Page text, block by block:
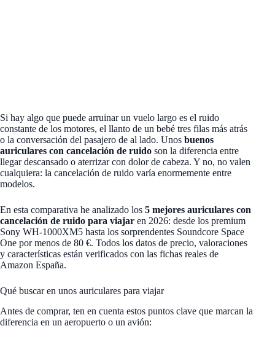
Si hay algo que puede arruinar un vuelo largo es el ruido
constante de los motores, el llanto de un bebé tres filas más atrás
o la conversación del pasajero de al lado. Unos buenos
auriculares con cancelación de ruido son la diferencia entre
llegar descansado o aterrizar con dolor de cabeza. Y no, no valen
cualquiera: la cancelación de ruido varía enormemente entre
modelos.
En esta comparativa he analizado los 5 mejores auriculares con
cancelación de ruido para viajar en 2026: desde los premium
Sony WH-1000XM5 hasta los sorprendentes Soundcore Space
One por menos de 80 €. Todos los datos de precio, valoraciones
y características están verificados con las fichas reales de
Amazon España.
Qué buscar en unos auriculares para viajar
Antes de comprar, ten en cuenta estos puntos clave que marcan la
diferencia en un aeropuerto o un avión: